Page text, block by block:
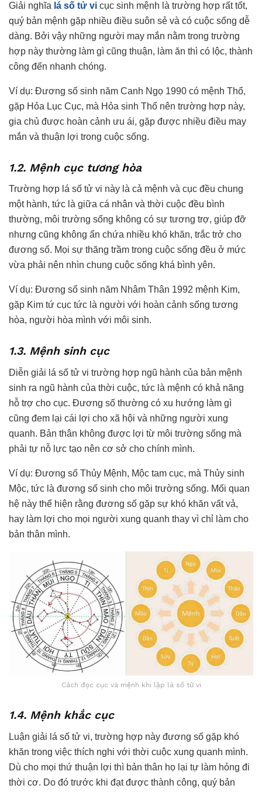
Giải nghĩa lá số tử vi cục sinh mệnh là trường hợp rất tốt,
quý bản mệnh gặp nhiều điều suôn sẻ và có cuộc sống dễ
dàng. Bởi vậy những người may mắn nằm trong trường
hợp này thường làm gì cũng thuận, làm ăn thì có lộc, thành
công đến nhanh chóng.
Ví dụ: Đương số sinh năm Canh Ngọ 1990 có mệnh Thổ,
gặp Hỏa Lục Cục, mà Hỏa sinh Thổ nên trường hợp này,
gia chủ được hoàn cảnh ưu ái, gặp được nhiều điều may
mắn và thuận lợi trong cuộc sống.
1.2. Mệnh cục tương hòa
Trường hợp lá số tử vi này là cả mệnh và cục đều chung
một hành, tức là giữa cá nhân và thời cuộc đều bình
thường, môi trường sống không có sự tương trợ, giúp đỡ
nhưng cũng không ẩn chứa nhiều khó khăn, trắc trở cho
đương số. Mọi sự thăng trầm trong cuộc sống đều ở mức
vừa phải nên nhìn chung cuộc sống khá bình yên.
Ví dụ: Đương số sinh năm Nhâm Thân 1992 mệnh Kim,
gặp Kim tứ cục tức là người với hoàn cảnh sống tương
hòa, người hòa mình với môi sinh.
1.3. Mệnh sinh cục
Diễn giải lá số tử vi trường hợp ngũ hành của bản mệnh
sinh ra ngũ hành của thời cuộc, tức là mệnh có khả năng
hỗ trợ cho cục. Đương số thường có xu hướng làm gì
cũng đem lại cái lợi cho xã hội và những người xung
quanh. Bản thân không được lợi từ môi trường sống mà
phải tự nỗ lực tạo nên cơ sở cho chính mình.
Ví dụ: Đương số Thủy Mệnh, Mộc tam cục, mà Thủy sinh
Mộc, tức là đương số sinh cho môi trường sống. Mối quan
hệ này thể hiện rằng đương số gặp sự khó khăn vất vả,
hay làm lợi cho mọi người xung quanh thay vì chỉ làm cho
bản thân mình.
Cách đọc cục và mệnh khi lập lá số tử vi
1.4. Mệnh khắc cục
Luận giải lá số tử vi, trường hợp này đương số gặp khó
khăn trong việc thích nghi với thời cuộc xung quanh mình.
Dù cho mọi thứ thuận lợi thì bản thân họ lại tự làm hỏng đi
thời cơ. Do đó trước khi đạt được thành công, quý bản